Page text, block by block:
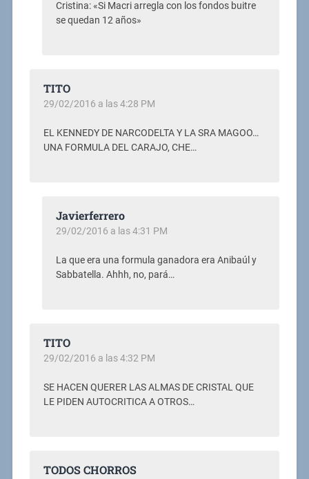
Cristina: «Si Macri arregla con los fondos buitre
se quedan 12 años»
TITO
29/02/2016 a las 4:28 PM
EL KENNEDY DE NARCODELTA Y LA SRA MAGOO…
UNA FORMULA DEL CARAJO, CHE…
Javierferrero
29/02/2016 a las 4:31 PM
La que era una formula ganadora era Anibaúl y
Sabbatella. Ahhh, no, pará…
TITO
29/02/2016 a las 4:32 PM
SE HACEN QUERER LAS ALMAS DE CRISTAL QUE
LE PIDEN AUTOCRITICA A OTROS…
TODOS CHORROS